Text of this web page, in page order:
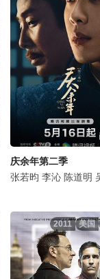
毛俊杰 宋熹 赵煊 金泽灏
申贤彬 文泰佑 金俊翰 河
金佳悦 荣梓希 张婉儿 胡
庆余年第二季
张若昀 李沁 陈道明
美国
2011